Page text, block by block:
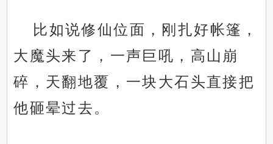
比如说修仙位面，刚扎好帐篷，
大魔头来了，一声巨吼，高山崩
碎，天翻地覆，一块大石头直接把
他砸晕过去。